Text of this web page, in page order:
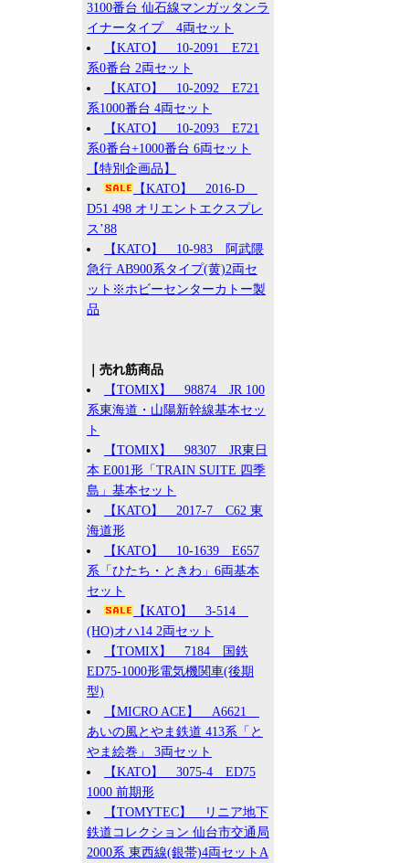
3100番台 仙石線マンガッタンラ
イナータイプ 4両セット
【KATO】 10-2091 E721
系0番台 2両セット
【KATO】 10-2092 E721
系1000番台 4両セット
【KATO】 10-2093 E721
系0番台+1000番台 6両セット
【特別企画品】
【KATO】 2016-D
D51 498 オリエントエクスプレ
ス’88
【KATO】 10-983 阿武隈
急行 AB900系タイプ(黄)2両セ
ット※ホビーセンターカトー製
品
｜売れ筋商品
【TOMIX】 98874 JR 100
系東海道・山陽新幹線基本セッ
ト
【TOMIX】 98307 JR東日
本 E001形「TRAIN SUITE 四季
島」基本セット
【KATO】 2017-7 C62 東
海道形
【KATO】 10-1639 E657
系「ひたち・ときわ」6両基本
セット
【KATO】 3-514
(HO)オハ14 2両セット
【TOMIX】 7184 国鉄
ED75-1000形電気機関車(後期
型)
【MICRO ACE】 A6621
あいの風とやま鉄道 413系「と
やま絵巻」 3両セット
【KATO】 3075-4 ED75
1000 前期形
【TOMYTEC】 リニア地下
鉄道コレクション 仙台市交通局
2000系 東西線(銀帯)4両セットA